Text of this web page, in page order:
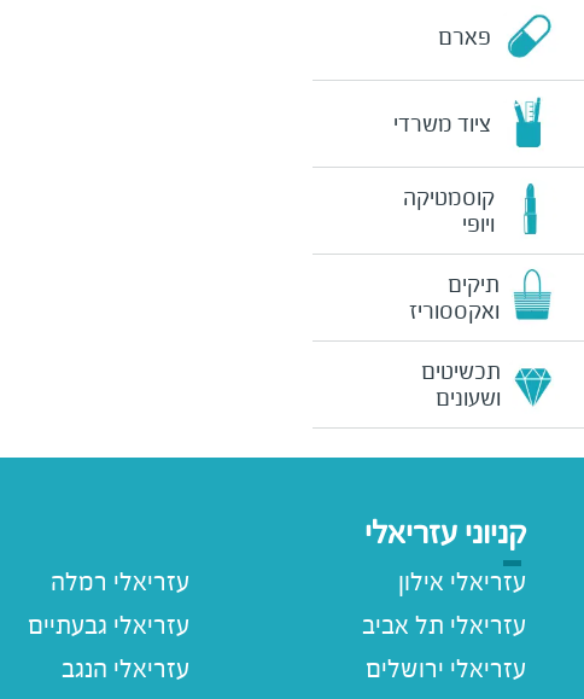
פארם
ציוד משרדי
קוסמטיקה
ויופי
תיקים
ואקססוריז
תכשיטים
ושעונים
קניוני עזריאלי
עזריאלי אילון
עזריאלי תל אביב
עזריאלי ירושלים
עזריאלי רמלה
עזריאלי גבעתיים
עזריאלי הנגב